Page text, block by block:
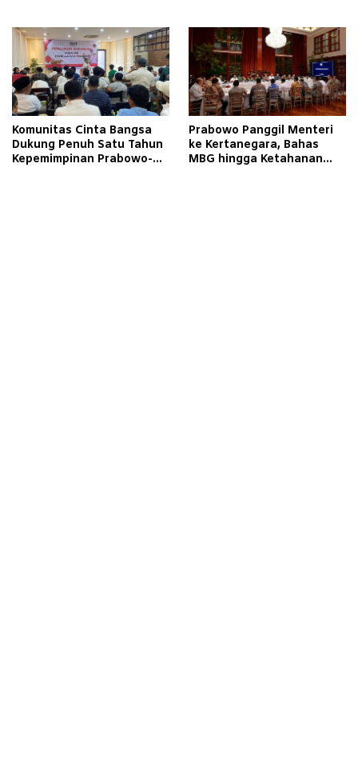
Komunitas Cinta Bangsa
Dukung Penuh Satu Tahun
Kepemimpinan Prabowo-
Prabowo Panggil Menteri
ke Kertanegara, Bahas
MBG hingga Ketahanan